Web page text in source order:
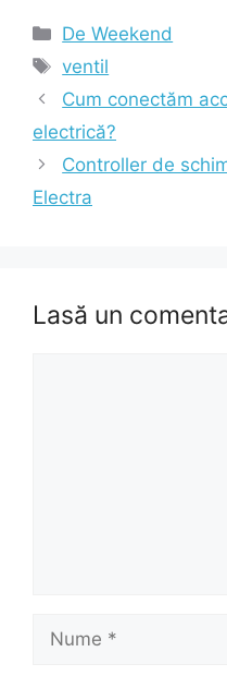
Categorii
De Weekend
Etichete
ventil
Cum conectăm
electrică?
Controller de
Electra
Lasă un
Nume